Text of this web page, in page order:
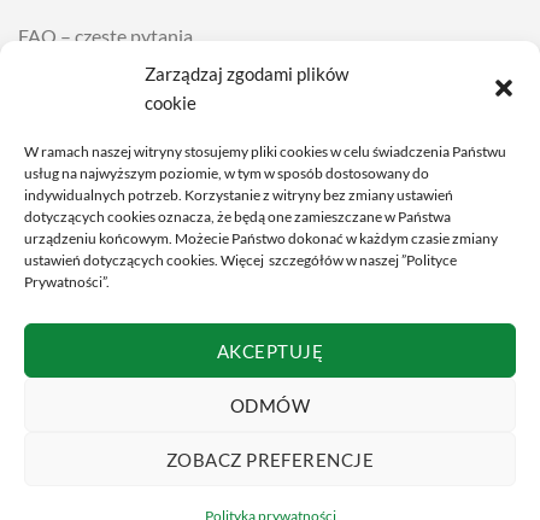
Zarządzaj zgodami plików
cookie
W ramach naszej witryny stosujemy pliki cookies w celu świadczenia Państwu
usług na najwyższym poziomie, w tym w sposób dostosowany do
indywidualnych potrzeb. Korzystanie z witryny bez zmiany ustawień
dotyczących cookies oznacza, że będą one zamieszczane w Państwa
urządzeniu końcowym. Możecie Państwo dokonać w każdym czasie zmiany
ustawień dotyczących cookies. Więcej szczegółów w naszej ”Polityce
Prywatności”.
AKCEPTUJĘ
ODMÓW
ZOBACZ PREFERENCJE
Polityka prywatności
FAQ – częste pytania
Wysyłka i dostawa
Cennik usług
POMOC